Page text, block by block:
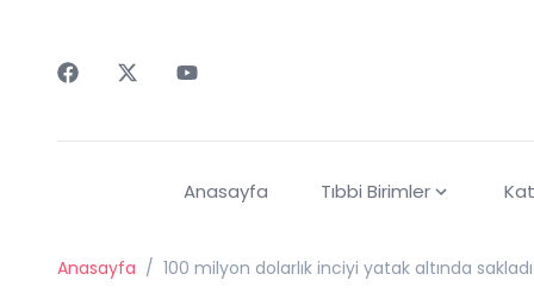
Anasayfa Tıbbi Birimler
Anasayfa / 100 milyon dolarlık inciyi yatak altında sakladı